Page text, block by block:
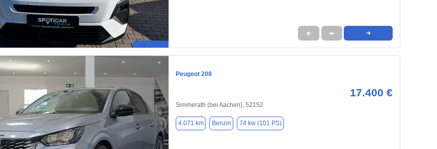
★ ➦ ➜
Peugeot 208
17.400 €
Simmerath (bei Aachen), 52152
4.071 km Benzin 74 kw (101 PS)